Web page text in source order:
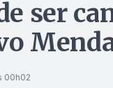
ser
00h02